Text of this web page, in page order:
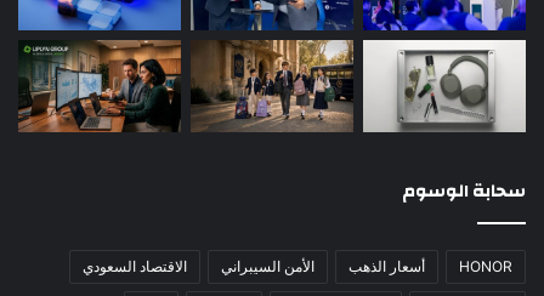
سحابة الوسوم
HONOR أسعار الذهب الأمن السيبراني الاقتصاد السعودي